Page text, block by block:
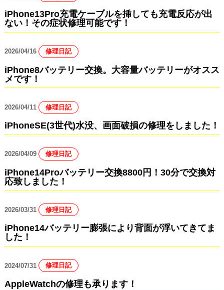
iPhone13Pro充電ケーブルを挿しても充電反応が出
ない！その症状修理可能です！
2026/04/16 修理日記
iPhone8バッテリー交換。大容量バッテリーがオスス
メです！
2026/04/11 修理日記
iPhoneSE(3世代)水没、画面破損の修理をしました！
2026/04/09 修理日記
iPhone14Proバッテリー交換8800円！30分で交換対
応致しました！
2026/03/31 修理日記
iPhone14バッテリー膨張により背面が浮いてきてま
した！
2024/07/31 修理日記
AppleWatchの修理も承ります！